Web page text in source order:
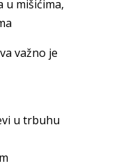
u mišićima,
važno je
u trbuhu